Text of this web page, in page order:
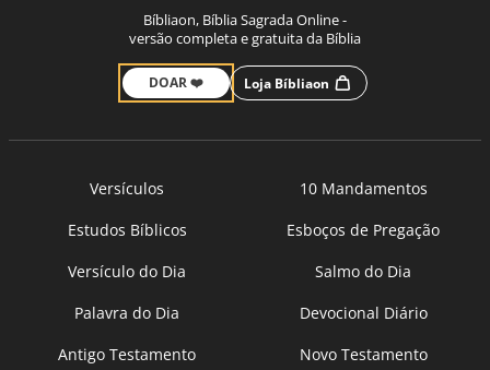
Bíbliaon, Bíblia Sagrada Online -
versão completa e gratuita da Bíblia
DOAR ❤️ Loja Bíbliaon
Versículos
10 Mandamentos
Estudos Bíblicos
Esboços de Pregação
Versículo do Dia
Salmo do Dia
Palavra do Dia
Devocional Diário
Antigo Testamento
Novo Testamento